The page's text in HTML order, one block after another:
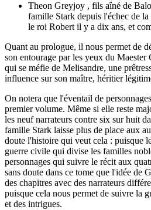
Theon Greyjoy , fils aîné de
famille Stark depuis l'échec de
le roi Robert il y a dix ans, et
Quant au prologue, il nous permet de
son entourage par les yeux du Maester
qui se méfie de Melisandre, une
influence sur son maître, héritier
On notera que l'éventail de
premier volume. Même si elle reste
les neuf narrateurs contre six sur huit
famille Stark laisse plus de place aux
doute l'histoire qui veut cela : puisque
guerre civile qui divise les familles
personnages qui suivre le récit aux
sans doute dans ce tome que l'idée de
des chapitres avec des narrateurs
puisque cela nous permet de suivre la
et des intrigues.